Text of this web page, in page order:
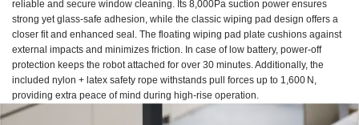
reliable and secure window cleaning. Its 8,000Pa suction power ensures
strong yet glass-safe adhesion, while the classic wiping pad design offers a
closer fit and enhanced seal. The floating wiping pad plate cushions against
external impacts and minimizes friction. In case of low battery, power-off
protection keeps the robot attached for over 30 minutes. Additionally, the
included nylon + latex safety rope withstands pull forces up to 1,600 N,
providing extra peace of mind during high-rise operation.